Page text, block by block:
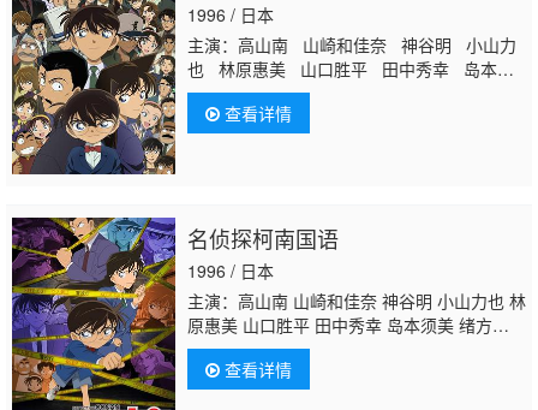
1996 / 日本
主演：高山南 山崎和佳奈 神谷明 小山力
也 林原惠美 山口胜平 田中秀幸 岛本须
美 绪方贤一 堀川亮
子 岩居由希子 大谷育江 高木涉 高岛雅
罗 堀之纪 立木文彦 小山茉美 三石琴乃
查看详情
名侦探柯南国语
1996 / 日本
主演：高山南 山崎和佳奈 神谷明 小山力也 林
原惠美 山口胜平 田中秀幸 岛本须美 绪方贤
一 堀川亮松井菜樱子
子 大谷育江 高木涉 高岛雅罗 堀之纪 立木文
彦 小山茉美 三石琴乃 置鲇龙太郎 日高范
查看详情